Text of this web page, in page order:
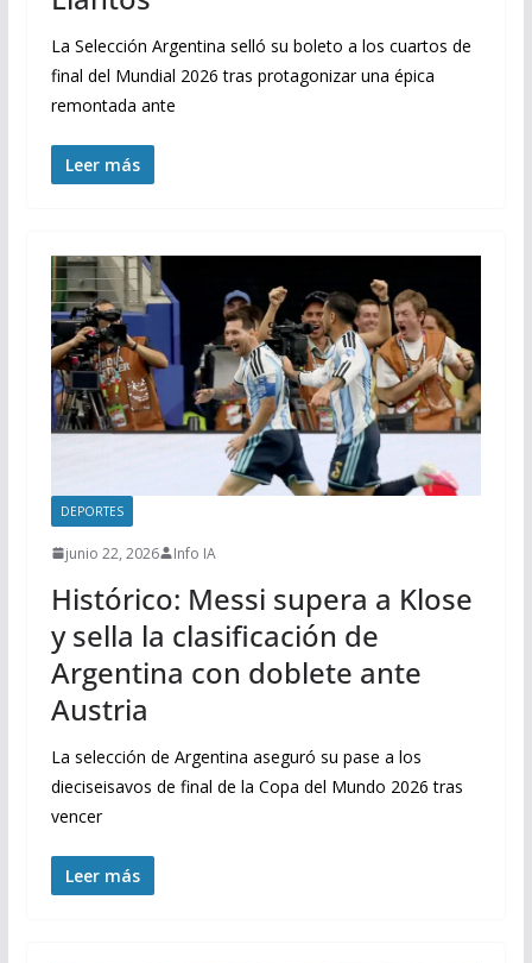
La Selección Argentina selló su boleto a los cuartos de
final del Mundial 2026 tras protagonizar una épica
remontada ante
Leer más
DEPORTES
junio 22, 2026 Info IA
Histórico: Messi supera a Klose
y sella la clasificación de
Argentina con doblete ante
Austria
La selección de Argentina aseguró su pase a los
dieciseisavos de final de la Copa del Mundo 2026 tras
vencer
Leer más